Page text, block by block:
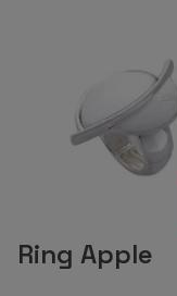
Ring Apple